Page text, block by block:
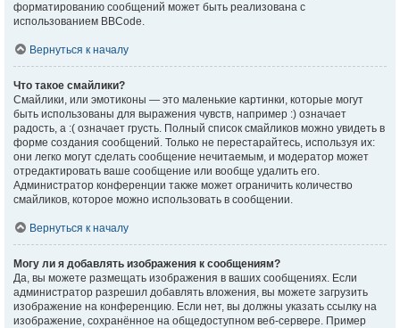
форматированию сообщений может быть реализована с
использованием BBCode.
Вернуться к началу
Что такое смайлики?
Смайлики, или эмотиконы — это маленькие картинки, которые могут
быть использованы для выражения чувств, например :) означает
радость, а :( означает грусть. Полный список смайликов можно увидеть в
форме создания сообщений. Только не перестарайтесь, используя их:
они легко могут сделать сообщение нечитаемым, и модератор может
отредактировать ваше сообщение или вообще удалить его.
Администратор конференции также может ограничить количество
смайликов, которое можно использовать в сообщении.
Вернуться к началу
Могу ли я добавлять изображения к сообщениям?
Да, вы можете размещать изображения в ваших сообщениях. Если
администратор разрешил добавлять вложения, вы можете загрузить
изображение на конференцию. Если нет, вы должны указать ссылку на
изображение, сохранённое на общедоступном веб-сервере. Пример